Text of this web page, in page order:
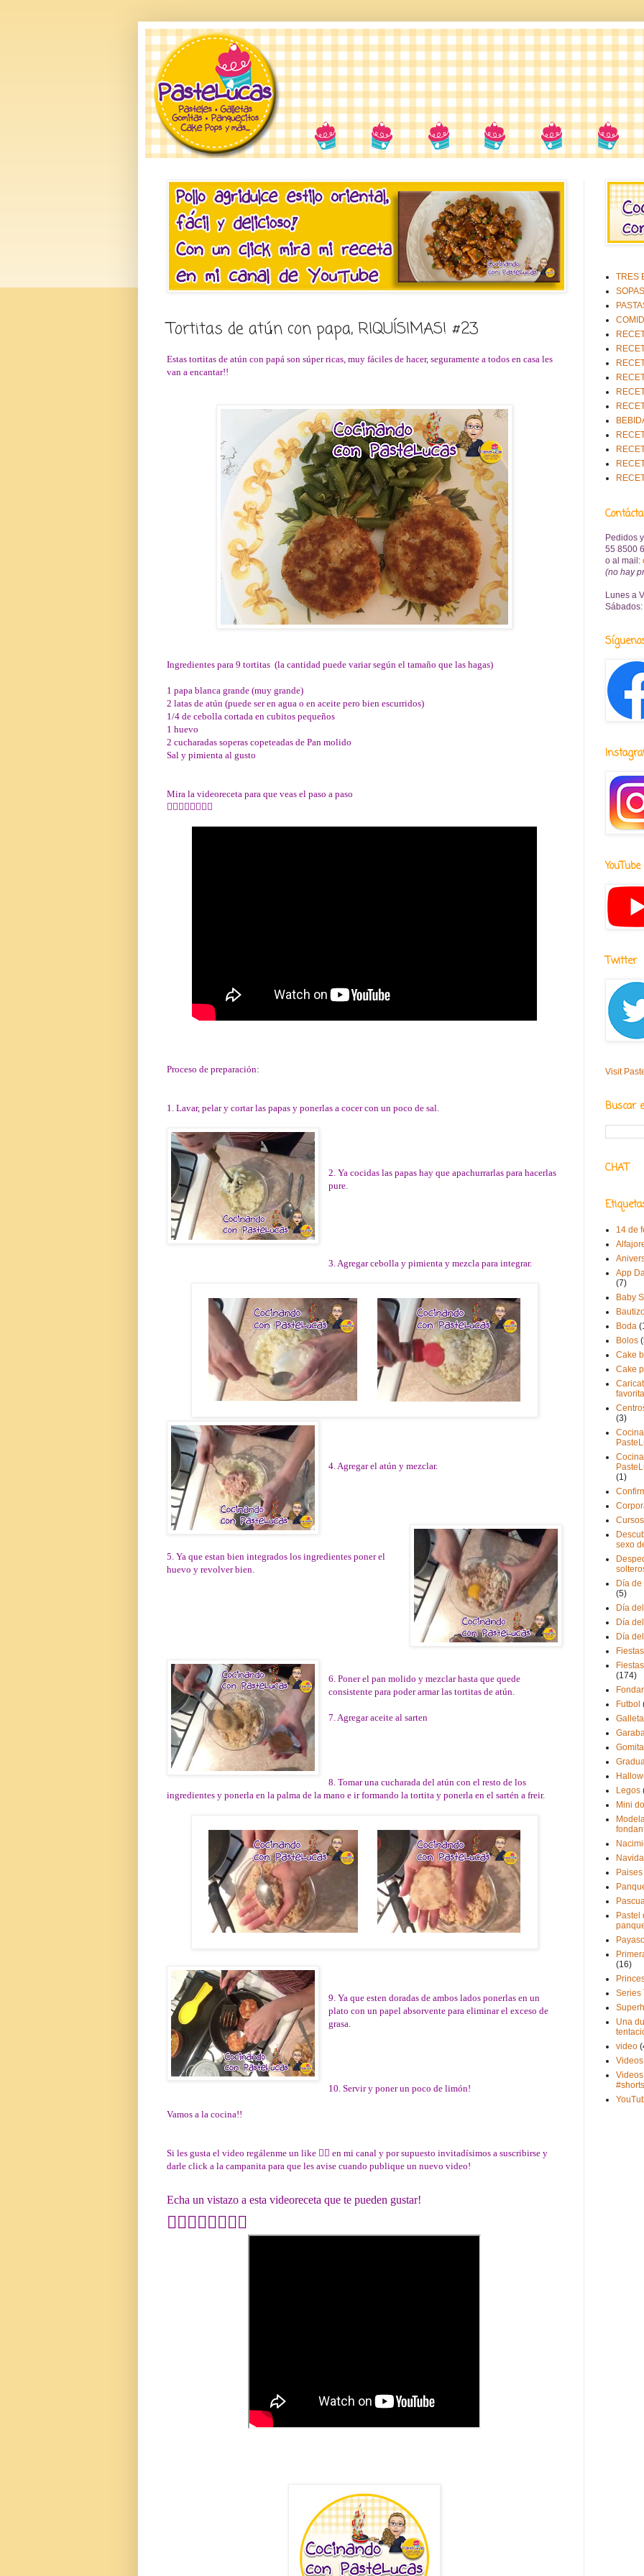
Tortitas de atún con papa, RIQUÍSIMAS! #23
Estas tortitas de atún con papá son súper ricas, muy fáciles de hacer, seguramente a todos en casa les
van a encantar!!
Ingredientes para 9 tortitas (la cantidad puede variar según el tamaño que las hagas)
1 papa blanca grande (muy grande)
2 latas de atún (puede ser en agua o en aceite pero bien escurridos)
1/4 de cebolla cortada en cubitos pequeños
1 huevo
2 cucharadas soperas copeteadas de Pan molido
Sal y pimienta al gusto
Mira la videoreceta para que veas el paso a paso
👇🏻👇🏻👇🏻👇🏻
Proceso de preparación:
1. Lavar, pelar y cortar las papas y ponerlas a cocer con un poco de sal.
2. Ya cocidas las papas hay que apachurrarlas para hacerlas
pure.
3. Agregar cebolla y pimienta y mezcla para integrar.
4. Agregar el atún y mezclar.
5. Ya que estan bien integrados los ingredientes poner el
huevo y revolver bien.
6. Poner el pan molido y mezclar hasta que quede
consistente para poder armar las tortitas de atún.
7. Agregar aceite al sarten
8. Tomar una cucharada del atún con el resto de los
ingredientes y ponerla en la palma de la mano e ir formando la tortita y ponerla en el sartén a freir.
9. Ya que esten doradas de ambos lados ponerlas en un
plato con un papel absorvente para eliminar el exceso de
grasa.
10. Servir y poner un poco de limón!
Vamos a la cocina!!
Si les gusta el video regálenme un like 👍🏻 en mi canal y por supuesto invitadísimos a suscribirse y
darle click a la campanita para que les avise cuando publique un nuevo video!
Echa un vistazo a esta videoreceta que te pueden gustar!
👇🏻👇🏻👇🏻👇🏻
TRES
SOPAS
Pedidos
55 8500
o al mail :
(no hay
Lunes a
YouTube
Twitter
Visit
Buscar
CHAT
14 de
App
(7)
Baby
Boda
Bolos
Cake
Cake
(3)
(1)
Cursos
sexo
Día
(5)
Día
Día
Día
(174)
Futbol
Legos
Mini
Paises
Pastel
(16)
Series
Una
video
Videos
#shorts